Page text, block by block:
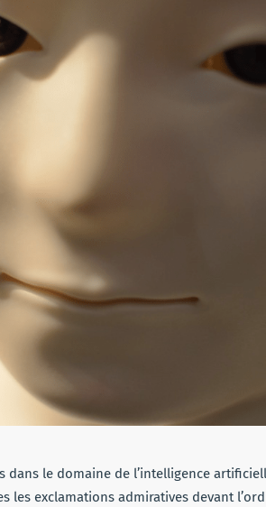
dans le domaine de l’intelligence
les exclamations admiratives devant